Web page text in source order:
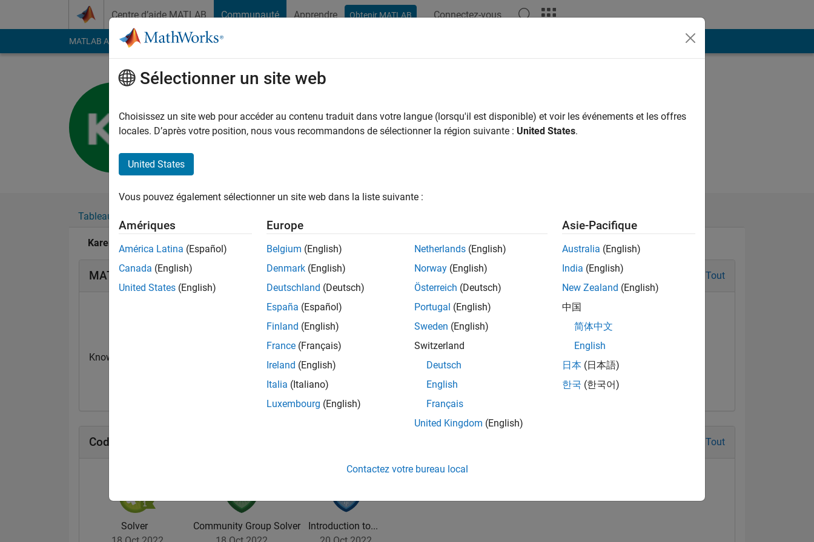
Centre d’aide MATLAB Communauté Apprendre Obtenir MATLAB Connectez-vous
MATLAB Answers File Exchange Cody
Last seen: plus de 3 ans il y a|Actif depuis 2022
Followers:0Following:0
Tableau de bord
Karen Yadira Lliguin León's Badges
MATLAB Answers Badges Tout
Knowledgeable Level 1
14 Oct 2022
Cody Badges Tout
Solver
Community Group Solver
Introduction to...
Sélectionner un site web
Choisissez un site web pour accéder au contenu traduit dans votre langue (lorsqu'il est disponible) et voir les événements et les offres
locales. D’après votre position, nous vous recommandons de sélectionner la région suivante : United States.
United States
Vous pouvez également sélectionner un site web dans la liste suivante :
Amériques
América Latina (Español)
Canada (English)
United States (English)
Europe
Belgium (English)
Denmark (English)
Deutschland (Deutsch)
España (Español)
Finland (English)
France (Français)
Ireland (English)
Italia (Italiano)
Luxembourg (English)
Netherlands (English)
Norway (English)
Österreich (Deutsch)
Portugal (English)
Sweden (English)
Switzerland
Deutsch
English
Français
United Kingdom (English)
Asie-Pacifique
Australia (English)
India (English)
New Zealand (English)
中国
简体中文
English
日本 (日本語)
한국 (한국어)
Contactez votre bureau local